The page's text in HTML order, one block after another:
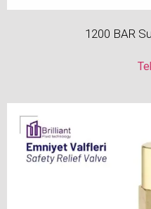
1200 BAR